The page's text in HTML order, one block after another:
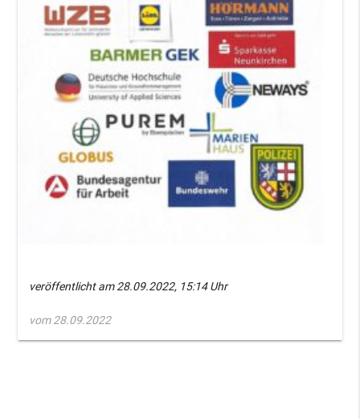
veröffentlichtam 28.09.2022, 15:14 Uhr
vom 28.09.2022